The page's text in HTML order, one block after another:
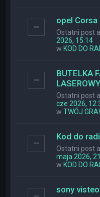
opel
Ostatni post
2026, 15:14
w KOD DO
BUTELKA
Ostatni post
cze 2026,
wTWÓJ
Kod do
Ostatni post
maja 2026,
w KOD DO
sony